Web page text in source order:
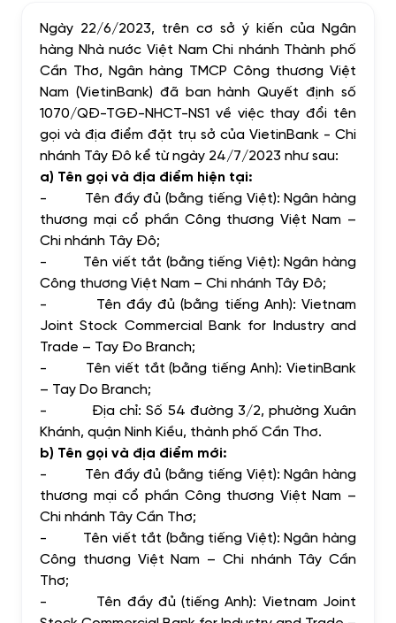
Ngày 22/6/2023, trên cơ sở ý kiến của Ngân
hàng Nhà nước Việt Nam Chi nhánh Thành phố
Cần Thơ, Ngân hàng TMCP Công thương Việt
Nam (VietinBank) đã ban hành Quyết định số
1070/QĐ-TGĐ-NHCT-NS1 về việc thay đổi tên
gọi và địa điểm đặt trụ sở của VietinBank - Chi
nhánh Tây Đô kể từ ngày 24/7/2023 như sau:
a) Tên gọi và địa điểm hiện tại:
-
Tên đầy đủ (bằng tiếng Việt): Ngân hàng
thương mại cổ phần Công thương Việt Nam –
Chi nhánh Tây Đô;
-
Tên viết tắt (bằng tiếng Việt): Ngân hàng
Công thương Việt Nam – Chi nhánh Tây Đô;
-
Tên đầy đủ (bằng tiếng Anh): Vietnam
Joint Stock Commercial Bank for Industry and
Trade – Tay Đo Branch;
-
Tên viết tắt (bằng tiếng Anh): VietinBank
– Tay Do Branch;
-
Địa chỉ: Số 54 đường 3/2, phường Xuân
Khánh, quận Ninh Kiều, thành phố Cần Thơ.
b) Tên gọi và địa điểm mới:
-
Tên đầy đủ (bằng tiếng Việt): Ngân hàng
thương mại cổ phần Công thương Việt Nam –
Chi nhánh Tây Cần Thơ;
-
Tên viết tắt (bằng tiếng Việt): Ngân hàng
Công thương Việt Nam – Chi nhánh Tây Cần
Thơ;
-
Tên đầy đủ (tiếng Anh): Vietnam Joint